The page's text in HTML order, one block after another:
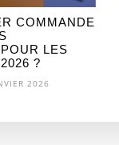
COMMANDE
LES
?
2026